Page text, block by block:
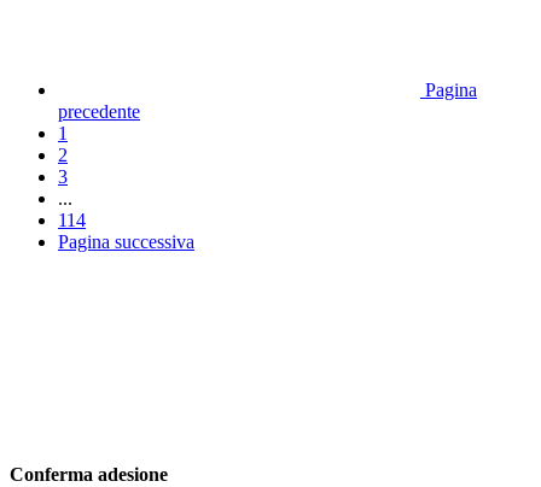
Pagina
precedente
1
2
3
...
114
Pagina successiva
Conferma adesione